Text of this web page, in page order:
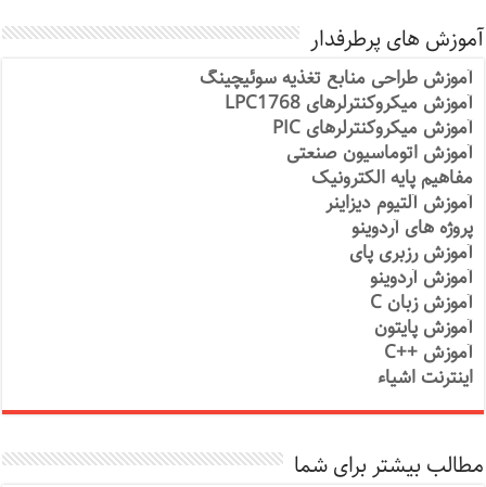
آموزش های پرطرفدار
آموزش طراحی منابع تغذیه سوئیچینگ
آموزش میکروکنترلرهای LPC1768
آموزش میکروکنترلرهای PIC
آموزش اتوماسیون صنعتی
مفاهیم پایه الکترونیک
آموزش آلتیوم دیزاینر
پروژه های آردوینو
آموزش رزبری پای
آموزش آردوینو
آموزش زبان C
آموزش پایتون
آموزش ++C
اینترنت اشیاء
مطالب بیشتر برای شما